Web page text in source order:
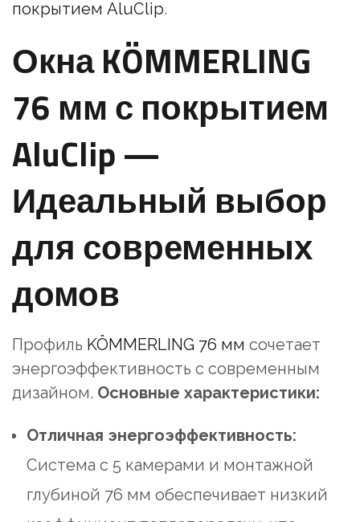
покрытием AluClip.
Окна KÖMMERLING
76 мм с покрытием
AluClip —
Идеальный выбор
для современных
домов
Профиль KÖMMERLING 76 мм сочетает
энергоэффективность с современным
дизайном. Основные характеристики:
Отличная энергоэффективность:
Система с 5 камерами и монтажной
глубиной 76 мм обеспечивает низкий